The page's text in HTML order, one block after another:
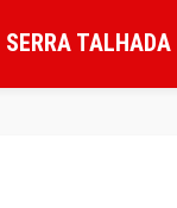
SERRA TALHADA